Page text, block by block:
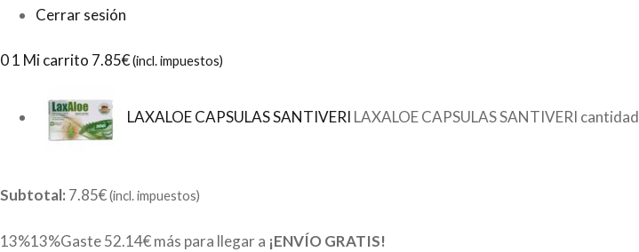
Cerrar sesión
01 Mi carrito 7.85€(incl. impuestos)
LAXALOE CAPSULAS SANTIVERI LAXALOE CAPSULAS SANTIVERI cantidad
Subtotal: 7.85€(incl. impuestos)
13%13%Gaste52.14€más para llegar a ¡ENVÍO GRATIS!